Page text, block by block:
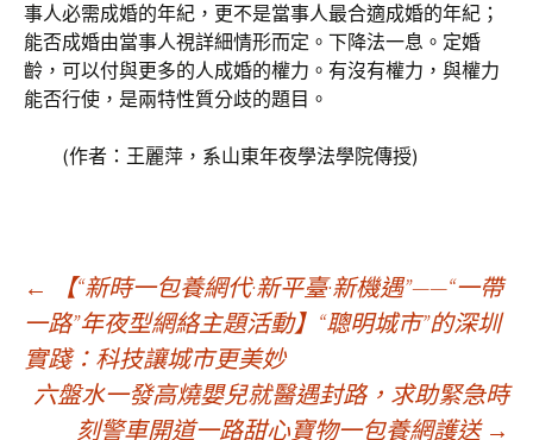
事人必需成婚的年紀，更不是當事人最合適成婚的年紀；
能否成婚由當事人視詳細情形而定。下降法一息。定婚
齡，可以付與更多的人成婚的權力。有沒有權力，與權力
能否行使，是兩特性質分歧的題目。
(作者：王麗萍，系山東年夜學法學院傳授)
文
章
←
【“新時一包養網代·新平臺·新機遇”——“一帶
一路”年夜型網絡主題活動】“聰明城市”的深圳
實踐：科技讓城市更美妙
六盤水一發高燒嬰兒就醫遇封路，求助緊急時
刻警車開道一路甜心寶物一包養網護送 →